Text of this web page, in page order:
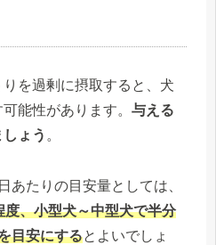
を過剰に摂取すると、犬
能性があります。 与える
ょう 。
あたりの目安量としては、
、小型犬～中型犬で半分
目安にするとよいでしょ